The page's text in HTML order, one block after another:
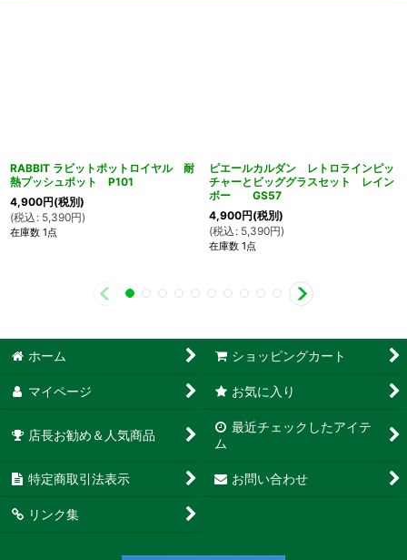
RABBIT ラビットポットロイヤル 耐
熱プッシュポット P101
4,900円(税別)
(税込 : 5,390円)
在庫数 1点
ピエールカルダン レトロラインピッ
チャーとビッググラスセット レイン
ボー GS57
4,900円(税別)
(税込 : 5,390円)
在庫数 1点
ホーム ショッピングカート
マイページ お気に入り
店長お勧め＆人気商品
最近チェックしたアイテ
ム
特定商取引法表示 お問い合わせ
リンク集